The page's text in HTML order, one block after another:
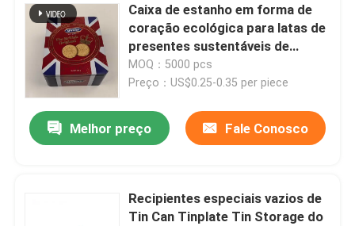
Caixa de estanho em forma de
coração ecológica para latas de
presentes sustentáveis de
biscoitos com placas de
estanho de qualidade alimentar
MOQ：5000 pcs
Preço：US$0.25-0.35 per piece
Melhor preço Fale Conosco
Recipientes especiais vazios de
Tin Can Tinplate Tin Storage do